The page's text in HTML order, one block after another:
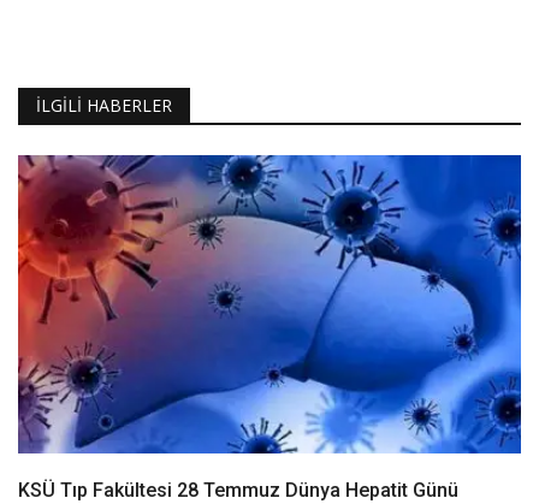
İLGILI HABERLER
KSÜ Tıp Fakültesi 28 Temmuz Dünya Hepatit Günü